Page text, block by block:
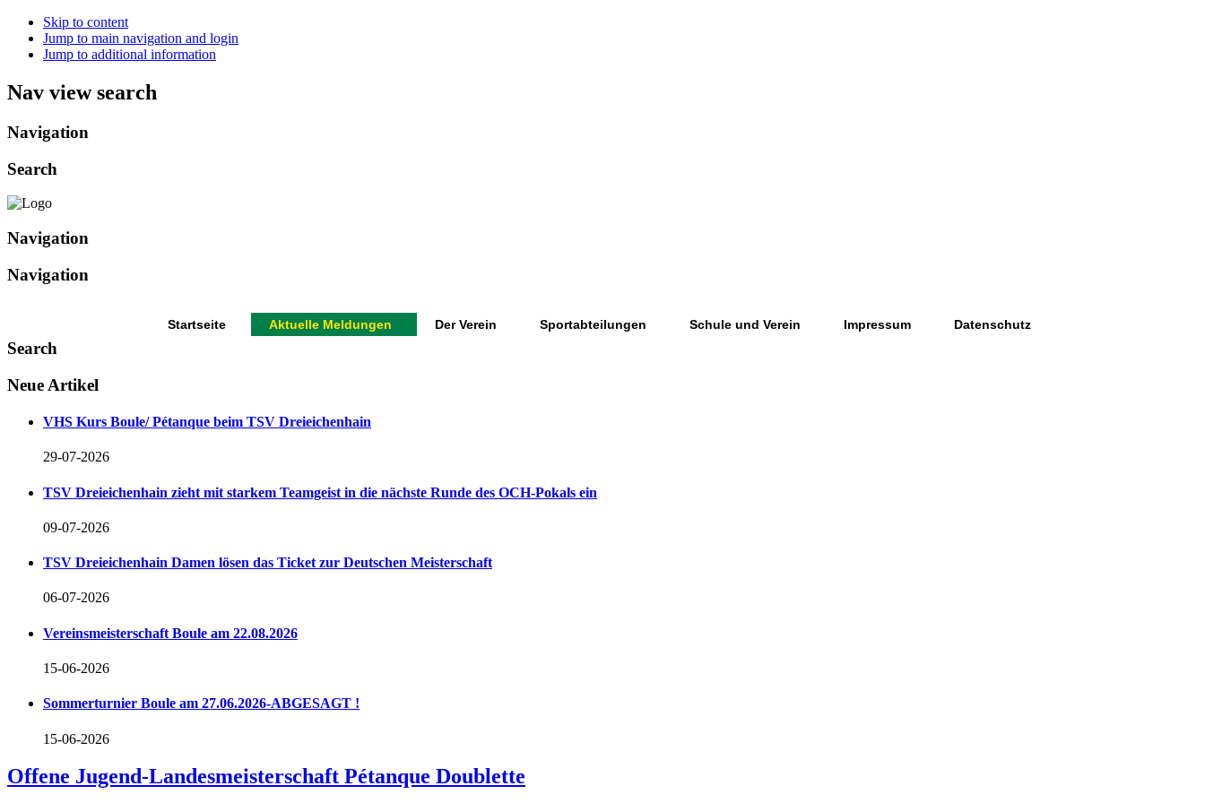
Skip to content
Jump to main navigation and login
Jump to additional information
Nav view search
Navigation
Search
Navigation
Navigation
Startseite Aktuelle Meldungen Der Verein Sportabteilungen Schule und Verein Impressum Datenschutz
Search
Neue Artikel
VHS Kurs Boule/ Pétanque beim TSV Dreieichenhain
29-07-2026
TSV Dreieichenhain zieht mit starkem Teamgeist in die nächste Runde des OCH-Pokals ein
09-07-2026
TSV Dreieichenhain Damen lösen das Ticket zur Deutschen Meisterschaft
06-07-2026
Vereinsmeisterschaft Boule am 22.08.2026
15-06-2026
Sommerturnier Boule am 27.06.2026-ABGESAGT !
15-06-2026
Offene Jugend-Landesmeisterschaft Pétanque Doublette